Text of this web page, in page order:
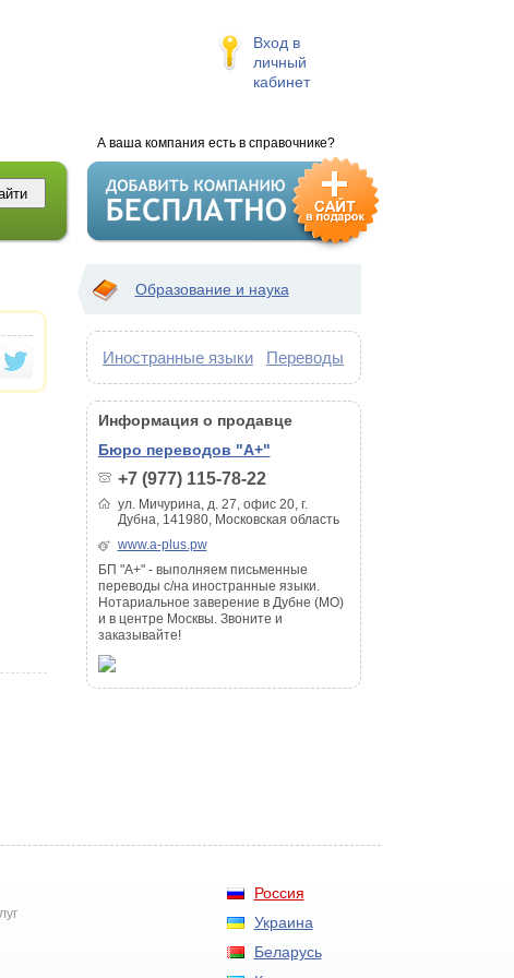
Вход в
личный
кабинет
А ваша компания есть в справочнике?
Образование и наука
Иностранные языки Переводы
Информация о продавце
Бюро переводов "А+"
+7 (977) 115-78-22
ул. Мичурина, д. 27, офис 20, г.
Дубна, 141980, Московская область
www.a-plus.pw
БП "А+" - выполняем письменные
переводы с/на иностранные языки.
Нотариальное заверение в Дубне (МО)
и в центре Москвы. Звоните и
заказывайте!
Россия
Украина
Беларусь